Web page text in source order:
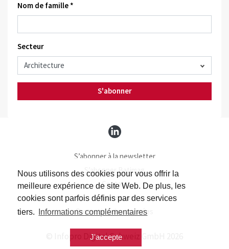
Nous utilisons des cookies pour vous offrir la
meilleure expérience de site Web. De plus, les
cookies sont parfois définis par des services
tiers.
Informations complémentaires
J'accepte
Nom de famille *
Secteur
S'abonner
S’abonner à la newsletter
S’abonner Batimag
Contact
Impressum
Protection des données
© Infopro Digital Schweiz GmbH 2026